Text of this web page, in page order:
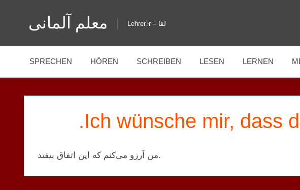
معلم آلمانی Lehrer.ir – لقا
SPRECHEN HÖREN SCHREIBEN LESEN LERNEN
Ich wünsche mir, dass
من آرزو می‌کنم که این اتفاق بیفتد.